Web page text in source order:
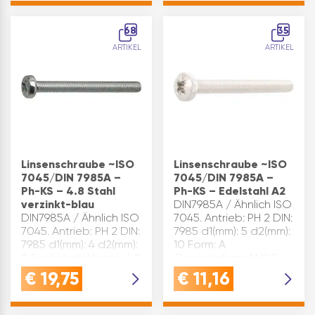
7045 L(mm): 16 d1(mm):
3 Größe(mm): M 3x 16
Material: Stahl Ob…
68
ARTIKEL
Linsenschraube ~ISO
7045/DIN 7985A –
Ph-KS – 4.8 Stahl
verzinkt-blau
DIN7985A / Ähnlich ISO
7045. Antrieb: PH 2 DIN:
7985 d1(mm): 4 d2(mm):
Form: A Gewindeform:
M ISO: 7045 k max.
€ 19,75
35
ARTIKEL
Linsenschraube ~ISO
7045/DIN 7985A –
Ph-KS – Edelstahl A2
DIN7985A / Ähnlich ISO
7045. Antrieb: PH 2 DIN:
7985 d1(mm): 5 d2(mm):
10 Form: A
7045 k max.(mm): 3,8
L(mm): 60 Material:
€ 11,16